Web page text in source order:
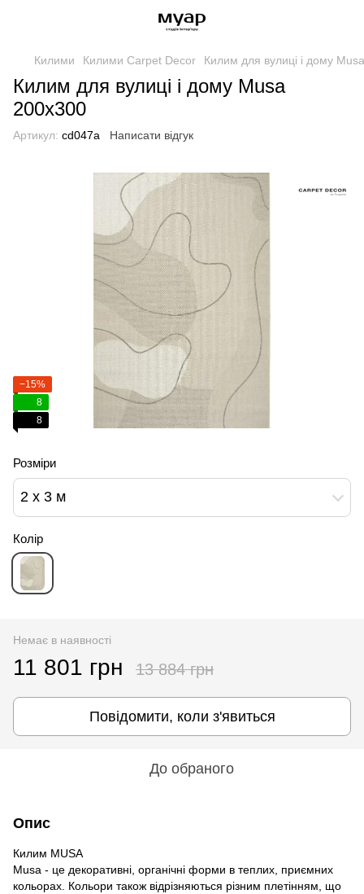
Килими Килими Carpet Decor Килим для вулиці і дому
Килим для вулиці і дому Musa
200x300
Артикул: cd047a Написати відгук
−15%
8
8
Розміри
2 x 3 м
Колір
Немає в наявності
11 801 грн 13 884 грн
Повідомити, коли з'явиться
До обраного
Опис
Килим MUSA
Musa - це декоративні, органічні форми в теплих, приємних
кольорах. Кольори також відрізняються різним плетінням, що